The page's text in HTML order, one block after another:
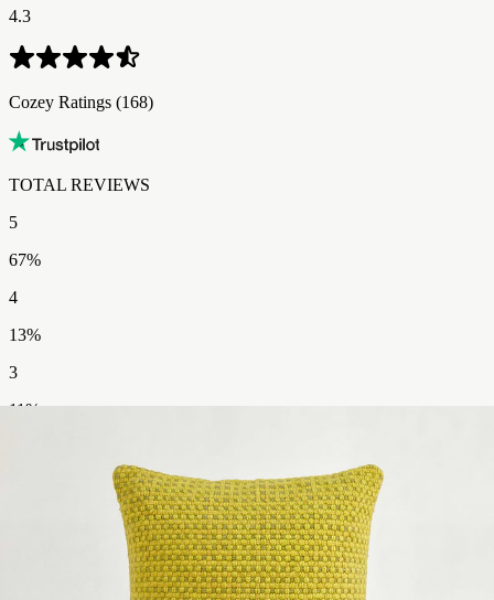
4.3
Cozey Ratings​​​​‌ ‍ ​‍​‍‌‍ ‌ ​‍‌‍‍‌‌‍‌ ‌‍‍‌‌‍ ‍​‍​‍​ ‍‍​‍​‍‌ ​ ‌‍​‌‌‍ ‍‌‍‍‌‌ ‌​‌ ‍‌​‍ ‍‌‍‍‌‌‍ ​‍​‍​‍ ​​‍​‍‌‍‍​‌ ​‍‌‍‌‌‌‍‌‍​‍​‍​ ‍‍​‍​‍‌‍‍​‌ ‌​‌ ‌​‌ ​​‌ ​ ​ ‍‍​‍ ​‍ ‌‍ ​‌‍ ‌‍​ ‌‍​‌‌‍ ​‌‍‍​‌‍ ‌ ​ ‌ ‌​​ ‍‍​ ​ ​ ​​​ ​​​ ​​​‍ ‌ ​ ‌ ‌​‌ ‌‌‌‍‌​‌‍‍‌‌‍ ​‍ ‌‍‍‌‌‍ ‍‌ ‌​‌‍‌‌‌‍ ‍‌ ‌​​‍ ‌‍‌‌‌‍‌​‌‍‍‌‌ ‌​​‍ ‌‍ ‌‌‍ ‌‍‌​‌‍‌‌​ ‌‌ ​​‌ ​‍‌‍‌‌‌ ​ ‌‍‌‌‌‍ ‍‌ ‌​‌‍​‌‌ ‌​‌‍‍‌‌‍ ‌‍ ‍​ ‍ ‌‍‍‌‌‍‌​​ ‌‌‍​ ​ ​​​ ‌‌​ ‍​​ ‌​​ ‍‌​ ‌‌​ ‌‌​‍ ‌​ ​‍‌‍​‍​ ​​‌‍‌‍​‍ ‌​ ‌​​ ​‌​ ‌​​ ​ ​‍ ‌‌‍​‍‌‍‌​‌‍‌‌​ ‌‍​‍ ‌​ ‌‌‌‍​‍‌‍​‌​ ​ ‌‍​‍‌‍‌​​ ‍​​ ​‍‌‍‌‍‌‍​ ‌‍​ ‌‍‌​​ ‍ ‌ ‌​‌ ‍‌‌ ​​‌‍‌‌​ ‌‌ ​​‌‍‌​‌ ​​​ ‍ ‌ ​​‌‍​‌‌ ‌​‌‍‍​​ ‌‌ ‌‍‌‍​‌‌‍ ​‌ ‌‌‌‍‌‌‌​​‌‌‍‌​‌‍‌​‌‍‌‌‌‍‌​‌‌​ ‌‍‌‌‌‍​ ‌ ‌​‌‍‍‌‌‍ ‌‍ ‍‌ ​ ​‍‌‌​ ‌‌‌​​‍‌‌ ‌‍‍ ‌‍‌‌‌ ‍‌​‍‌‌​ ​ ‌​‌​​‍‌‌​ ​ ‌​‌​​‍‌‌​ ​‍​ ​‍​ ‌ ​ ‍‌‌‍‌‌​ ​‍​ ‌ ‌‍‌‍‌‍‌​‌‍​‍​ ‌ ​ ‌​​ ​ ​ ‌ ​‍‌‌​ ​‍​ ​‍​‍‌‌​ ‌‌‌​‌​​‍ ‍‌ ​‍‌‍‌‌‌ ‌‍‌‍‍‌‌‍‌‌‌ ‌ ‌‌​ ‌ ‌‌‌‍ ‌‌‍ ‌‌‍​‌‌ ​‍‌ ‍‌‌‌‌​‌‍‌‌‌‍ ‌‌ ​​‌‍ ​‌‍​‌‌ ‌​‌‍‌‌​‍ ‍‌ ​ ‌ ‌‌‌‍ ‌‌‍ ‌‌‍​‌‌ ​‍‌ ‍‌‌​‌​‌‍​‌‌ ‌​‌‍​‌​‍ ‍‌ ‌​‌‍ ‌ ‌​‌‍​‌‌‍ ​‌‌​‍‌‍​‌‌ ‌​‌‍‍‌‌‍ ‍‌‍‌ ‌‌‌​‌‍‌‌‌ ‍​‌ ‌​​ ‌‍​‍‌‍​‌‌ ​ ‌‍‌‌‌‌‌‌‌ ​‍‌‍ ​​ ‌‌‍‍​‌ ‌​‌ ‌​‌ ​​‌ ​ ​‍‌‌​ ​ ‌​​‌​‍‌‌​ ​‍‌​‌‍​‍‌‌​ ​‍‌​‌‍‌‍ ​‌‍ ‌‍​ ‌‍​‌‌‍ ​‌‍‍​‌‍ ‌ ​ ‌ ‌​​‍‌‌​ ​ ‌​​‌​ ​ ​ ​​​ ​​​ ​​​‍‌‌​ ​‍‌​‌‍‌ ​ ‌ ‌​‌ ‌‌‌‍‌​‌‍‍‌‌‍ ​‍‌‍‌‍‍‌‌‍‌​​ ‌‌‍​ ​ ​​​ ‌‌​ ‍​​ ‌​​ ‍‌​ ‌‌​ ‌‌​‍ ‌​ ​‍‌‍​‍​ ​​‌‍‌‍​‍ ‌​ ‌​​ ​‌​ ‌​​ ​ ​‍ ‌‌‍​‍‌‍‌​‌‍‌‌​ ‌‍​‍ ‌​ ‌‌‌‍​‍‌‍​‌​ ​ ‌‍​‍‌‍‌​​ ‍​​ ​‍‌‍‌‍‌‍​ ‌‍​ ‌‍‌​​‍‌‍‌ ‌​‌ ‍‌‌ ​​‌‍‌‌​ ‌‌ ​​‌‍‌​‌ ​​​‍‌‍‌ ​​‌‍​‌‌ ‌​‌‍‍​​ ‌‌ ‌‍‌‍​‌‌‍ ​‌ ‌‌‌‍‌‌‌​​‌‌‍‌​‌‍‌​‌‍‌‌‌‍‌​‌‌​ ‌‍‌‌‌‍​ ‌ ‌​‌‍‍‌‌‍ ‌‍ ‍‌ ​ ​‍‌‌​ ‌‌‌​​‍‌‌ ‌‍‍ ‌‍‌‌‌ ‍‌​‍‌‌​ ​ ‌​‌​​‍‌‌​ ​ ‌​‌​​‍‌‌​ ​‍​ ​‍​ ‌ ​ ‍‌‌‍‌‌​ ​‍​ ‌ ‌‍‌‍‌‍‌​‌‍​‍​ ‌ ​ ‌​​ ​ ​ ‌ ​‍‌‌​ ​‍​ ​‍​‍‌‌​ ‌‌‌​‌​​‍ ‍‌ ​‍‌‍‌‌‌ ‌‍‌‍‍‌‌‍‌‌‌ ‌ ‌‌​ ‌ ‌‌‌‍ ‌‌‍ ‌‌‍​‌‌ ​‍‌ ‍‌‌‌‌​‌‍‌‌‌‍ ‌‌ ​​‌‍ ​‌‍​‌‌ ‌​‌‍‌‌​‍ ‍‌ ​ ‌ ‌‌‌‍ ‌‌‍ ‌‌‍​‌‌ ​‍‌ ‍‌‌​‌​‌‍​‌‌ ‌​‌‍​‌​‍ ‍‌ ‌​‌‍ ‌ ‌​‌‍​‌‌‍ ​‌‌​‍‌‍​‌‌ ‌​‌‍‍‌‌‍ ‍‌‍‌ ‌‌‌​‌‍‌‌‌ ‍​‌ ‌​​‍‌‍‌ ​​‌‍‌‌‌ ​‍‌ ​ ‌ ​​‌‍‌‌‌‍​ ‌ ‌​‌‍‍‌‌ ‌‍‌‍‌‌​ ‌‌ ​​‌ ‌‌‌‍​‍‌‍ ​‌‍‍‌‌ ​ ‌‍‍​‌‍‌‌‌‍‌​​‍​‍‌ ‌ (168)
TOTAL REVIEWS​​​​‌ ‍ ​‍​‍‌‍ ‌ ​‍‌‍‍‌‌‍‌ ‌‍‍‌‌‍ ‍​‍​‍​ ‍‍​‍​‍‌ ​ ‌‍​‌‌‍ ‍‌‍‍‌‌ ‌​‌ ‍‌​‍ ‍‌‍‍‌‌‍ ​‍​‍​‍ ​​‍​‍‌‍‍​‌ ​‍‌‍‌‌‌‍‌‍​‍​‍​ ‍‍​‍​‍‌‍‍​‌ ‌​‌ ‌​‌ ​​‌ ​ ​ ‍‍​‍ ​‍ ‌‍ ​‌‍ ‌‍​ ‌‍​‌‌‍ ​‌‍‍​‌‍ ‌ ​ ‌ ‌​​ ‍‍​ ​ ​ ​​​ ​​​ ​​​‍ ‌ ​ ‌ ‌​‌ ‌‌‌‍‌​‌‍‍‌‌‍ ​‍ ‌‍‍‌‌‍ ‍‌ ‌​‌‍‌‌‌‍ ‍‌ ‌​​‍ ‌‍‌‌‌‍‌​‌‍‍‌‌ ‌​​‍ ‌‍ ‌‌‍ ‌‍‌​‌‍‌‌​ ‌‌ ​​‌ ​‍‌‍‌‌‌ ​ ‌‍‌‌‌‍ ‍‌ ‌​‌‍​‌‌ ‌​‌‍‍‌‌‍ ‌‍ ‍​ ‍ ‌‍‍‌‌‍‌​​ ‌‌‍​ ​ ​​​ ‌‌​ ‍​​ ‌​​ ‍‌​ ‌‌​ ‌‌​‍ ‌​ ​‍‌‍​‍​ ​​‌‍‌‍​‍ ‌​ ‌​​ ​‌​ ‌​​ ​ ​‍ ‌‌‍​‍‌‍‌​‌‍‌‌​ ‌‍​‍ ‌​ ‌‌‌‍​‍‌‍​‌​ ​ ‌‍​‍‌‍‌​​ ‍​​ ​‍‌‍‌‍‌‍​ ‌‍​ ‌‍‌​​ ‍ ‌ ‌​‌ ‍‌‌ ​​‌‍‌‌​ ‌‌ ​​‌‍‌​‌ ​​​ ‍ ‌ ​​‌‍​‌‌ ‌​‌‍‍​​ ‌‌ ‌‍‌‍​‌‌‍ ​‌ ‌‌‌‍‌‌‌​​‌‌‍‌​‌‍‌​‌‍‌‌‌‍‌​‌‌​ ‌‍‌‌‌‍​ ‌ ‌​‌‍‍‌‌‍ ‌‍ ‍‌ ​ ​‍‌‌​ ‌‌‌​​‍‌‌ ‌‍‍ ‌‍‌‌‌ ‍‌​‍‌‌​ ​ ‌​‌​​‍‌‌​ ​ ‌​‌​​‍‌‌​ ​‍​ ​‍​ ‌ ​ ‍‌‌‍‌‌​ ​‍​ ‌ ‌‍‌‍‌‍‌​‌‍​‍​ ‌ ​ ‌​​ ​ ​ ‌ ​‍‌‌​ ​‍​ ​‍​‍‌‌​ ‌‌‌​‌​​‍ ‍‌ ​‍‌‍‌‌‌ ‌‍‌‍‍‌‌‍‌‌‌ ‌ ‌‌​ ‌ ‌‌‌‍ ‌‌‍ ‌‌‍​‌‌ ​‍‌ ‍‌‌‌‌​‌‍‌‌‌‍ ‌‌ ​​‌‍ ​‌‍​‌‌ ‌​‌‍‌‌​‍ ‍‌‍​‍‌ ​‍‌‍‌‌‌‍​‌‌‍‍ ‌‍‌​‌‍ ‌ ‌ ‌‍ ‍‌​‌​‌‍​‌‌ ‌​‌‍​‌​‍ ‍‌ ‌​‌‍‍‌‌ ‌​‌‍ ​‌‍‌‌​ ‌‍​‍‌‍​‌‌ ​ ‌‍‌‌‌‌‌‌‌ ​‍‌‍ ​​ ‌‌‍‍​‌ ‌​‌ ‌​‌ ​​‌ ​ ​‍‌‌​ ​ ‌​​‌​‍‌‌​ ​‍‌​‌‍​‍‌‌​ ​‍‌​‌‍‌‍ ​‌‍ ‌‍​ ‌‍​‌‌‍ ​‌‍‍​‌‍ ‌ ​ ‌ ‌​​‍‌‌​ ​ ‌​​‌​ ​ ​ ​​​ ​​​ ​​​‍‌‌​ ​‍‌​‌‍‌ ​ ‌ ‌​‌ ‌‌‌‍‌​‌‍‍‌‌‍ ​‍‌‍‌‍‍‌‌‍‌​​ ‌‌‍​ ​ ​​​ ‌‌​ ‍​​ ‌​​ ‍‌​ ‌‌​ ‌‌​‍ ‌​ ​‍‌‍​‍​ ​​‌‍‌‍​‍ ‌​ ‌​​ ​‌​ ‌​​ ​ ​‍ ‌‌‍​‍‌‍‌​‌‍‌‌​ ‌‍​‍ ‌​ ‌‌‌‍​‍‌‍​‌​ ​ ‌‍​‍‌‍‌​​ ‍​​ ​‍‌‍‌‍‌‍​ ‌‍​ ‌‍‌​​‍‌‍‌ ‌​‌ ‍‌‌ ​​‌‍‌‌​ ‌‌ ​​‌‍‌​‌ ​​​‍‌‍‌ ​​‌‍​‌‌ ‌​‌‍‍​​ ‌‌ ‌‍‌‍​‌‌‍ ​‌ ‌‌‌‍‌‌‌​​‌‌‍‌​‌‍‌​‌‍‌‌‌‍‌​‌‌​ ‌‍‌‌‌‍​ ‌ ‌​‌‍‍‌‌‍ ‌‍ ‍‌ ​ ​‍‌‌​ ‌‌‌​​‍‌‌ ‌‍‍ ‌‍‌‌‌ ‍‌​‍‌‌​ ​ ‌​‌​​‍‌‌​ ​ ‌​‌​​‍‌‌​ ​‍​ ​‍​ ‌ ​ ‍‌‌‍‌‌​ ​‍​ ‌ ‌‍‌‍‌‍‌​‌‍​‍​ ‌ ​ ‌​​ ​ ​ ‌ ​‍‌‌​ ​‍​ ​‍​‍‌‌​ ‌‌‌​‌​​‍ ‍‌ ​‍‌‍‌‌‌ ‌‍‌‍‍‌‌‍‌‌‌ ‌ ‌‌​ ‌ ‌‌‌‍ ‌‌‍ ‌‌‍​‌‌ ​‍‌ ‍‌‌‌‌​‌‍‌‌‌‍ ‌‌ ​​‌‍ ​‌‍​‌‌ ‌​‌‍‌‌​‍ ‍‌‍​‍‌ ​‍‌‍‌‌‌‍​‌‌‍‍ ‌‍‌​‌‍ ‌ ‌ ‌‍ ‍‌​‌​‌‍​‌‌ ‌​‌‍​‌​‍ ‍‌ ‌​‌‍‍‌‌ ‌​‌‍ ​‌‍‌‌​‍‌‍‌ ​​‌‍‌‌‌ ​‍‌ ​ ‌ ​​‌‍‌‌‌‍​ ‌ ‌​‌‍‍‌‌ ‌‍‌‍‌‌​ ‌‌ ​​‌ ‌‌‌‍​‍‌‍ ​‌‍‍‌‌ ​ ‌‍‍​‌‍‌‌‌‍‌​​‍​‍‌ ‌
5
67%
4
13%
3
11%